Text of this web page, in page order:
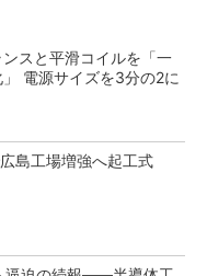
ンスと平滑コイルを「一
電源サイズを3分の2に
島工場増強へ起工式